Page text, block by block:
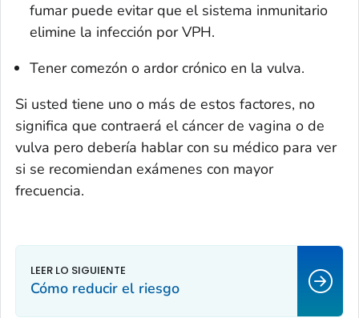
fumar puede evitar que el sistema inmunitario
elimine la infección por VPH.
Tener comezón o ardor crónico en la vulva.
Si usted tiene uno o más de estos factores, no
significa que contraerá el cáncer de vagina o de
vulva pero debería hablar con su médico para ver
si se recomiendan exámenes con mayor
frecuencia.
Cómo reducir el riesgo